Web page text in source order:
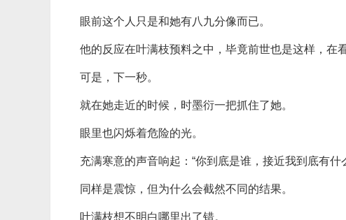
眼前这个人只是和她有八九分像而已。
他的反应在叶满枝预料之中，毕竟前世也是这样，在
可是，下一秒。
就在她走近的时候，时墨衍一把抓住了她。
眼里也闪烁着危险的光。
充满寒意的声音响起：“你到底是谁，接近我到底有什
同样是震惊，但为什么会截然不同的结果。
叶满枝想不明白哪里出了错。